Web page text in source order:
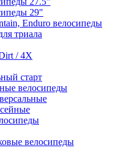
29"
Enduro велосипеды
триала
/ 4X
старт
велосипеды
велосипеды